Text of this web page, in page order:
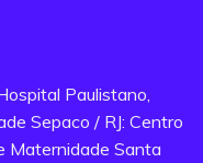
Paulistano,
Sepaco / RJ: Centro
Maternidade Santa